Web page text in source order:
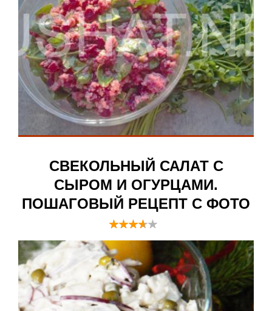
СВЕКОЛЬНЫЙ САЛАТ С
СЫРОМ И ОГУРЦАМИ.
ПОШАГОВЫЙ РЕЦЕПТ С ФОТО